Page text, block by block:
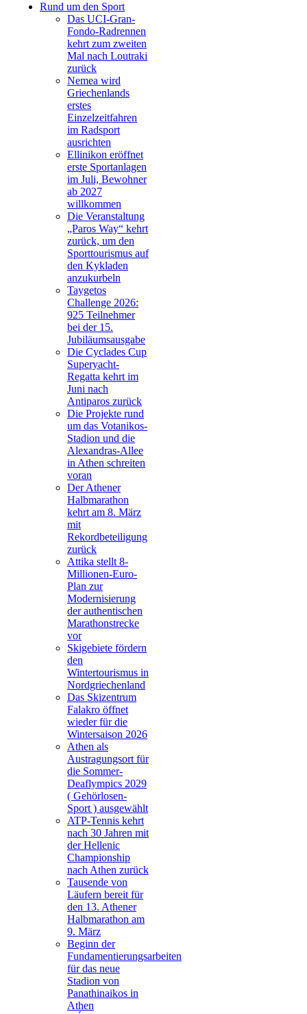
Rund um den Sport
Das UCI-Gran-
Fondo-Radrennen
kehrt zum zweiten
Mal nach Loutraki
zurück
Nemea wird
Griechenlands
erstes
Einzelzeitfahren
im Radsport
ausrichten
Ellinikon eröffnet
erste Sportanlagen
im Juli, Bewohner
ab 2027
willkommen
Die Veranstaltung
„Paros Way“ kehrt
zurück, um den
Sporttourismus auf
den Kykladen
anzukurbeln
Taygetos
Challenge 2026:
925 Teilnehmer
bei der 15.
Jubiläumsausgabe
Die Cyclades Cup
Superyacht-
Regatta kehrt im
Juni nach
Antiparos zurück
Die Projekte rund
um das Votanikos-
Stadion und die
Alexandras-Allee
in Athen schreiten
voran
Der Athener
Halbmarathon
kehrt am 8. März
mit
Rekordbeteiligung
zurück
Attika stellt 8-
Millionen-Euro-
Plan zur
Modernisierung
der authentischen
Marathonstrecke
vor
Skigebiete fördern
den
Wintertourismus in
Nordgriechenland
Das Skizentrum
Falakro öffnet
wieder für die
Wintersaison 2026
Athen als
Austragungsort für
die Sommer-
Deaflympics 2029
( Gehörlosen-
Sport ) ausgewählt
ATP-Tennis kehrt
nach 30 Jahren mit
der Hellenic
Championship
nach Athen zurück
Tausende von
Läufern bereit für
den 13. Athener
Halbmarathon am
9. März
Beginn der
Fundamentierungsarbeiten
für das neue
Stadion von
Panathinaikos in
Athen